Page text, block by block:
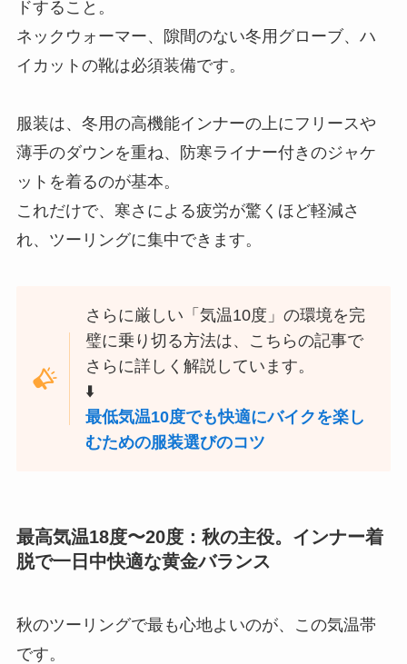
ドすること。
ネックウォーマー、隙間のない冬用グローブ、ハ
イカットの靴は必須装備です。
服装は、冬用の高機能インナーの上にフリースや
薄手のダウンを重ね、防寒ライナー付きのジャケ
ットを着るのが基本。
これだけで、寒さによる疲労が驚くほど軽減さ
れ、ツーリングに集中できます。
さらに厳しい「気温10度」の環境を完
璧に乗り切る方法は、こちらの記事で
さらに詳しく解説しています。
⬇️
最低気温10度でも快適にバイクを楽し
むための服装選びのコツ
最高気温18度〜20度：秋の主役。インナー着
脱で一日中快適な黄金バランス
秋のツーリングで最も心地よいのが、この気温帯
です。